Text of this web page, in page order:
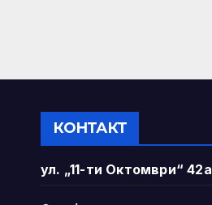
КОНТАКТ
ул. „11-ти Октомври“ 42а